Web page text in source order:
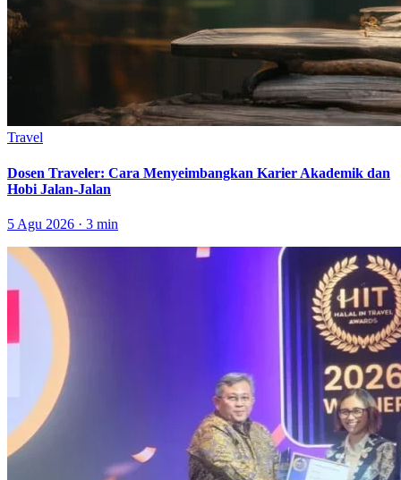
Travel
Dosen Traveler: Cara Menyeimbangkan Karier Akademik dan
Hobi Jalan-Jalan
5 Agu 2026 · 3 min